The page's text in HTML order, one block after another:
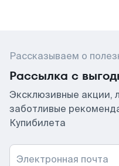
Рассказываем о
Рассылка с
Эксклюзивные акции,
заботливые
Купибилета
Электронная почта